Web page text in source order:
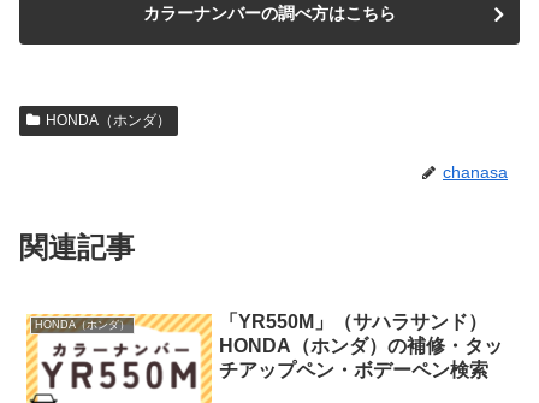
カラーナンバーの調べ方はこちら
HONDA（ホンダ）
chanasa
関連記事
HONDA（ホンダ）
「YR550M」（サハラサンド）
HONDA（ホンダ）の補修・タッ
チアップペン・ボデーペン検索